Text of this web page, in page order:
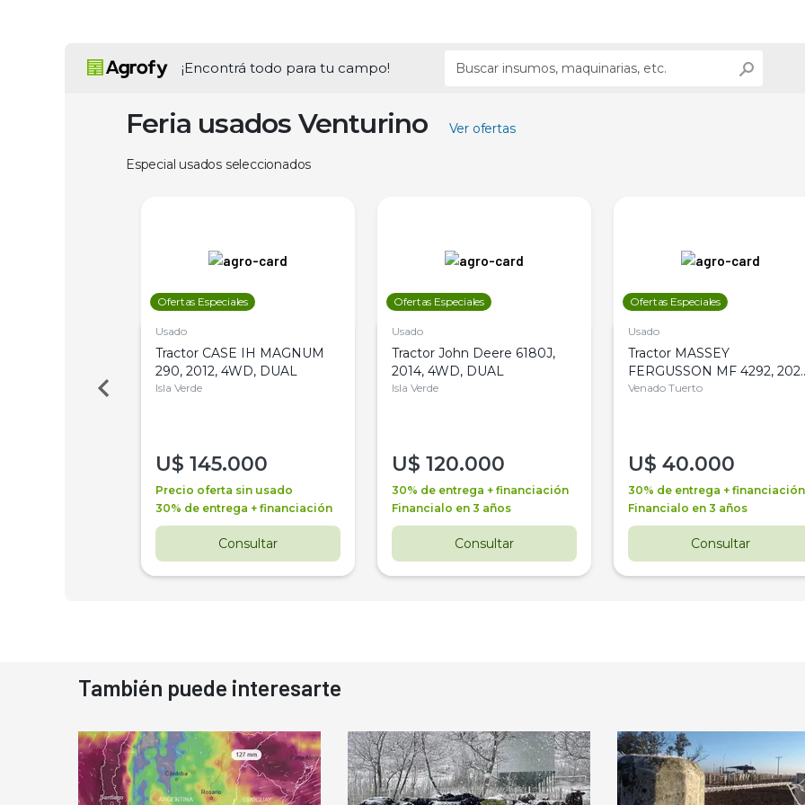
¡Encontrá todo para tu campo!
Feria usados Venturino Ver ofertas
Especial usados seleccionados
Ofertas Especiales
Usado
Tractor CASE IH MAGNUM
290, 2012, 4WD, DUAL
Isla Verde
U$ 145.000
Precio oferta sin usado
30% de entrega + financiación
Consultar
Ofertas Especiales
Usado
Tractor John Deere 6180J,
2014, 4WD, DUAL
Isla Verde
U$ 120.000
30% de entrega + financiación
Financialo en 3 años
Consultar
Ofertas Especiales
Usado
Tractor MASSEY
FERGUSSON MF 4292,
4WD, PATON
Venado Tuerto
U$ 40.000
30% de entrega + financiación
Financialo en 3 años
Consultar
También puede interesarte